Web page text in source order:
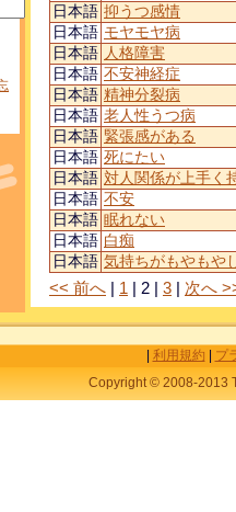
日本語 抑うつ感情
日本語 モヤモヤ病
日本語 人格障害
日本語 不安神経症
日本語 精神分裂病
日本語 老人性うつ病
日本語 緊張感がある
日本語 死にたい
日本語 対人関係が上手く
日本語 不安
日本語 眠れない
日本語 白痴
日本語 気持ちがもやもや
<< 前へ 1 2 3 次へ
利用規約
プ
Copyright © 2008-2013